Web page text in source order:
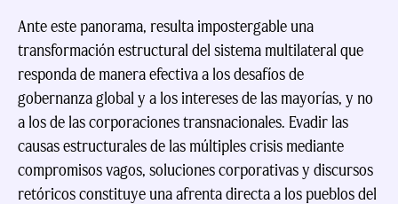
Ante este panorama, resulta impostergable una
transformación estructural del sistema multilateral que
responda de manera efectiva a los desafíos de
gobernanza global y a los intereses de las mayorías, y no
a los de las corporaciones transnacionales. Evadir las
causas estructurales de las múltiples crisis mediante
compromisos vagos, soluciones corporativas y discursos
retóricos constituye una afrenta directa a los pueblos del